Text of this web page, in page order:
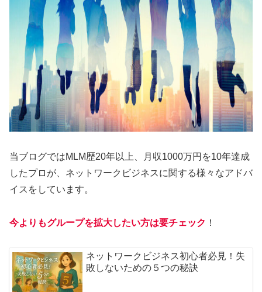
当ブログではMLM歴20年以上、月収1000万円を10年達成
したプロが、ネットワークビジネスに関する様々なアドバ
イスをしています。
今よりもグループを拡大したい方は要チェック ！
ネットワークビジネス初心者必見！失
敗しないための５つの秘訣